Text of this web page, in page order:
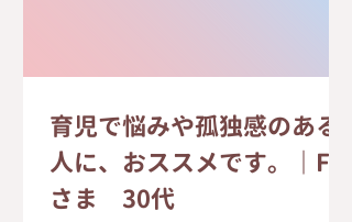
育児で悩みや孤独感のある
人に、おススメです。｜F.K
さま 30代